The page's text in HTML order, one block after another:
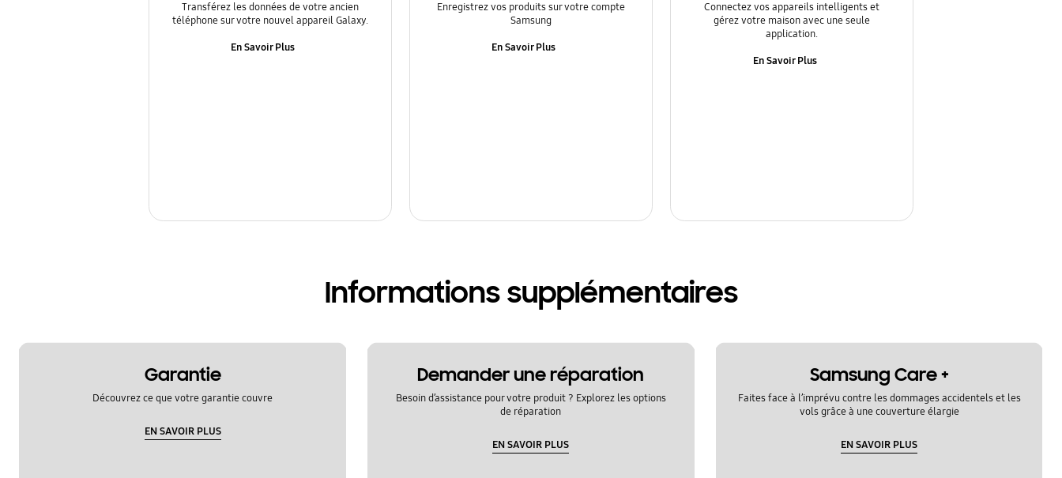
Transférez les données de votre ancien
téléphone sur votre nouvel appareil Galaxy.
En Savoir Plus
Enregistrez vos produits sur votre compte
Samsung
En Savoir Plus
Connectez vos appareils intelligents et
gérez votre maison avec une seule
application.
En Savoir Plus
Informations supplémentaires
Garantie
Découvrez ce que votre garantie couvre
EN SAVOIR PLUS
Demander une réparation
Besoin d’assistance pour votre produit ? Explorez les options
de réparation
EN SAVOIR PLUS
Samsung Care +
Faites face à l’imprévu contre les dommages accidentels et les
vols grâce à une couverture élargie
EN SAVOIR PLUS